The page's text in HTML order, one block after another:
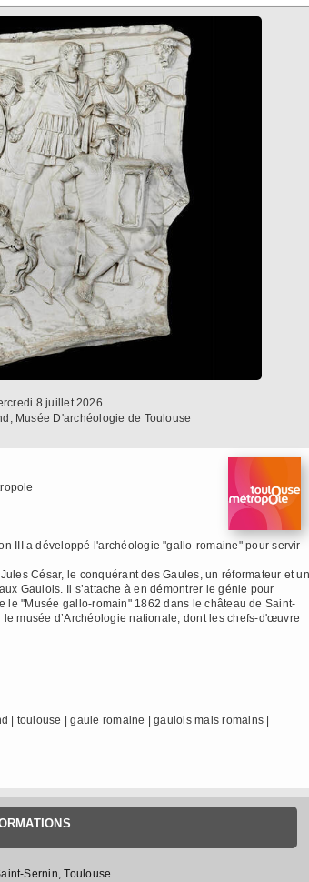
8 juillet 2026
Musée D'archéologie de Toulouse
III a développé l'archéologie "gallo-romaine" pour servir
César, le conquérant des Gaules, un réformateur et un
Gaulois. Il s’attache à en démontrer le génie pour
"Musée gallo-romain" 1862 dans le château de Saint-
musée d’Archéologie nationale, dont les chefs-d'œuvre
| toulouse | gaule romaine | gaulois mais romains |
Sernin, Toulouse